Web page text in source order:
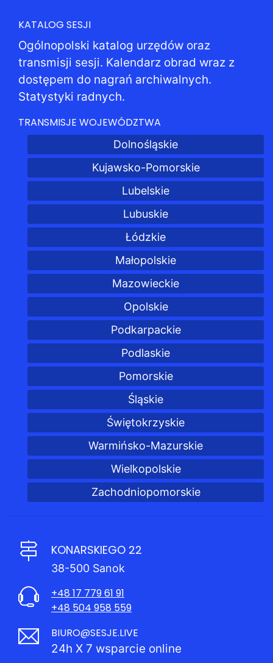
KATALOG SESJI
Ogólnopolski katalog urzędów oraz
transmisji sesji. Kalendarz obrad wraz z
dostępem do nagrań archiwalnych.
Statystyki radnych.
TRANSMISJE WOJEWÓDZTWA
Dolnośląskie
Kujawsko-Pomorskie
Lubelskie
Lubuskie
Łódzkie
Małopolskie
Mazowieckie
Opolskie
Podkarpackie
Podlaskie
Pomorskie
Śląskie
Świętokrzyskie
Warmińsko-Mazurskie
Wielkopolskie
Zachodniopomorskie
KONARSKIEGO 22
38-500 Sanok
+48 17 779 61 91
+48 504 958 559
BIURO@SESJE.LIVE
24h X 7 wsparcie online